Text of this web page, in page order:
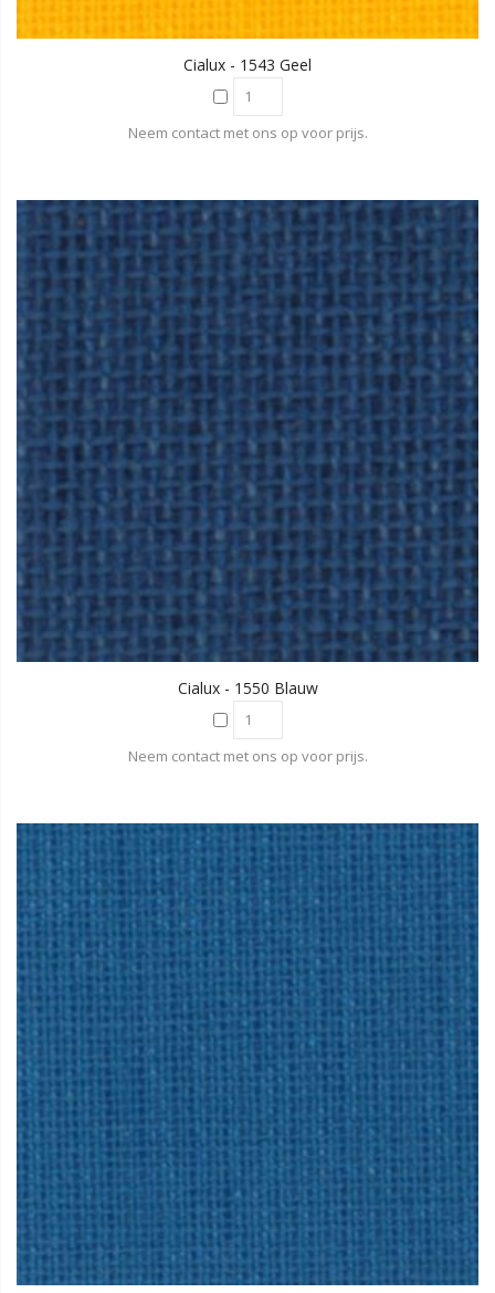
Cialux - 1543 Geel
Neem contact met ons op voor prijs.
Cialux - 1550 Blauw
Neem contact met ons op voor prijs.